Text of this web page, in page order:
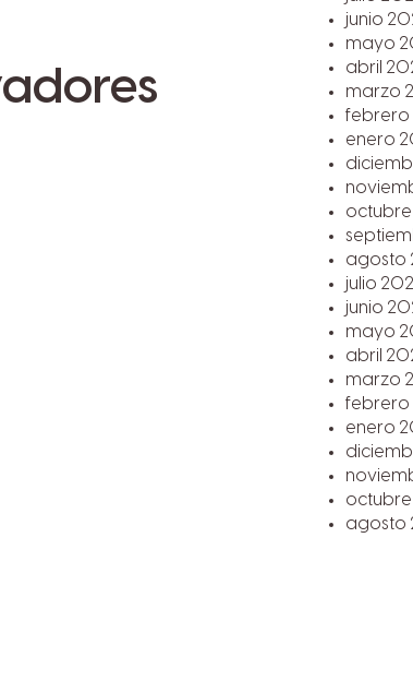
junio
mayo
abril
marzo
febrero
enero
agosto
julio
junio
mayo
abril
marzo
febrero
enero
agosto